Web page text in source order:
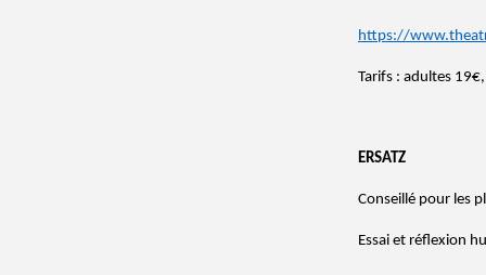
https://
Tarifs : adultes
ERSATZ
Conseillé pour les
Essai et réflexion